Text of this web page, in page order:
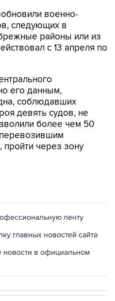
военно-
следующих в
районы или из
с 13 апреля по
его данным,
соблюдавших
девять судов, не
более чем 50
через зону
ленту
главных новостей сайта
новости в официальном